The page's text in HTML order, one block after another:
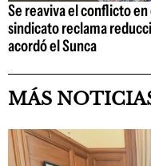
Se reaviva el conflicto
sindicato reclama
acordó el Sunca
MÁS